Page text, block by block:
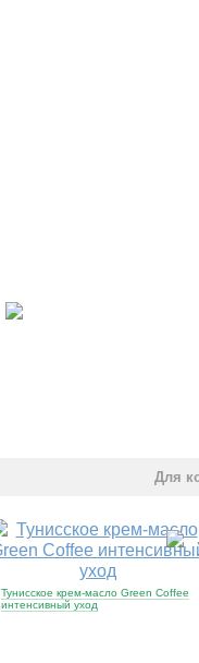
Для
Тунисское крем-масло Green Coffee
интенсивный уход